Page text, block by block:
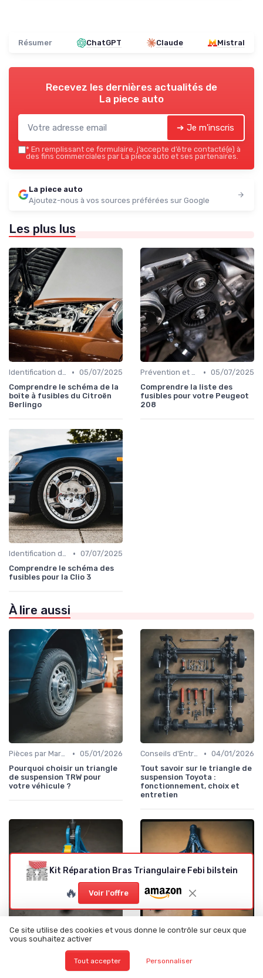
Résumer ChatGPT Claude Mistral
Recevez les dernières actualités de
La piece auto
➔ Je m'inscris
* En remplissant ce formulaire, j’accepte d’être contacté(e) à
des fins commerciales par La piece auto et ses partenaires.
La piece auto
Ajoutez-nous à vos sources préférées sur Google
Les plus lus
Identification de la Pièce Nécessaire • 05/07/2025
Comprendre le schéma de la
boîte à fusibles du Citroën
Berlingo
Prévention et Diagnostic des Pannes • 05/07/2025
Comprendre la liste des
fusibles pour votre Peugeot
208
Identification de la Pièce Nécessaire • 07/07/2025
Comprendre le schéma des
fusibles pour la Clio 3
À lire aussi
Pièces par Marque de Voiture • 05/01/2026
Pourquoi choisir un triangle
de suspension TRW pour
votre véhicule ?
Conseils d'Entretien Auto • 04/01/2026
Tout savoir sur le triangle de
suspension Toyota :
fonctionnement, choix et
entretien
Conseils d'Entretien Auto •
04/01/2026
Tout savoir sur le triangle de
suspension Renault : rôle,
Tout savoir sur le triangle de
Kit Réparation Bras Triangulaire Febi bilstein
🔥 Voir l'offre
Ce site utilise des cookies et vous donne le contrôle sur ceux que
vous souhaitez activer
Tout accepter Personnaliser